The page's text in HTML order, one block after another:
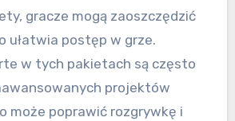
gracze mogą zaoszczędzić
ułatwia postęp w grze.
w tych pakietach są często
projektów
może poprawić rozgrywkę i